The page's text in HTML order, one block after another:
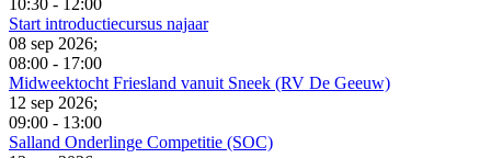
Start introductiecursus najaar
08 sep 2026;
08:00 - 17:00
Midweektocht Friesland vanuit Sneek (RV De Geeuw)
12 sep 2026;
09:00 - 13:00
Salland Onderlinge Competitie (SOC)